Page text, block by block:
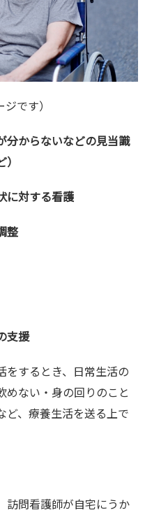
ジです）
からないなどの見当識
に対する看護
整
支援
をするとき、日常生活の
めない・身の回りのこと
ど、療養生活を送る上で
訪問看護師が自宅にうか